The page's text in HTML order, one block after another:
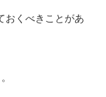
おくべきことがあ